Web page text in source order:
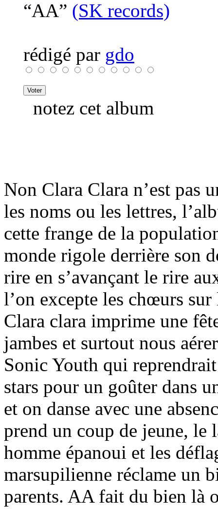
“AA” (SK records)
rédigé par gdo
notez cet album
Non Clara Clara n’est pas
les noms ou les lettres,
cette frange de la
monde rigole derrière son
rire en s’avançant le rire
l’on excepte les chœurs
Clara clara imprime une
jambes et surtout nous
Sonic Youth qui
stars pour un goûter dans
et on danse avec une
prend un coup de jeune, le
homme épanoui et les
marsupilienne réclame un
parents. AA fait du bien là